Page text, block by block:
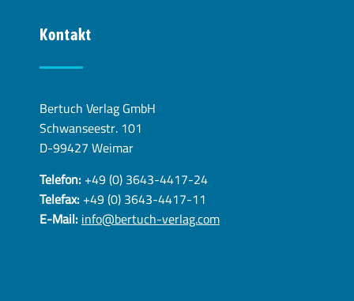
Kontakt
Bertuch Verlag GmbH
Schwanseestr. 101
D-99427 Weimar
Telefon:+49 (0) 3643-4417-24
Telefax:+49 (0) 3643-4417-11
E-Mail:info@bertuch-verlag.com